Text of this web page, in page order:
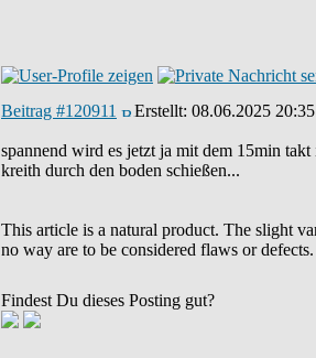
Beitrag #120911 Erstellt: 08.06.2025 20:35
spannend wird es jetzt ja mit dem 15min
kreith durch den boden schießen...
This article is a natural product. The slight
no way are to be considered flaws or defects.
Findest Du dieses Posting gut?